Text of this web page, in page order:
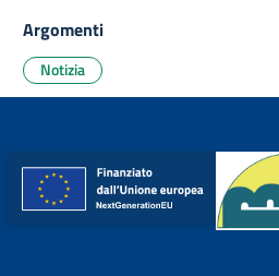
Argomenti
Notizia